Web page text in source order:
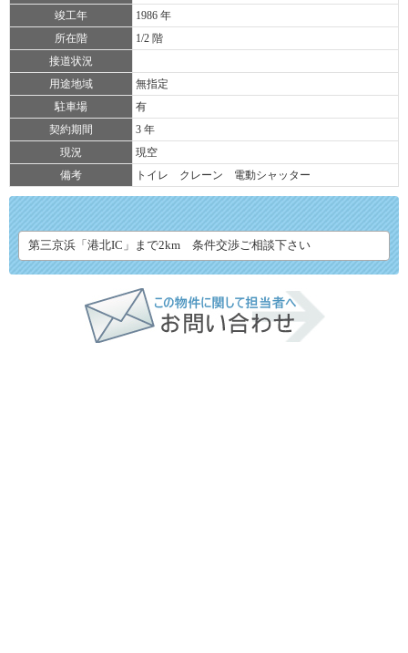
竣工年
1986 年
所在階
1/2 階
接道状況
用途地域
無指定
駐車場
有
契約期間
3 年
現況
現空
備考
トイレ クレーン 電動シャッター
第三京浜「港北IC」まで2km 条件交渉ご相談下さい